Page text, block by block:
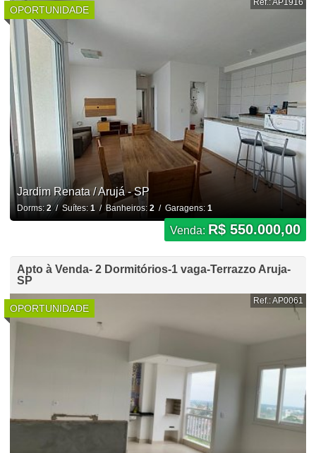
OPORTUNIDADE
Ref.: AP1916
Jardim Renata / Arujá - SP
Dorms:2/ Suítes: 1/ Banheiros: 2/ Garagens: 1
Venda: R$ 550.000,00
Apto à Venda- 2 Dormitórios-1 vaga-Terrazzo Aruja-
SP
OPORTUNIDADE
Ref.: AP0061